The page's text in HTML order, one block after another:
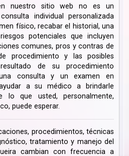
nuestro sitio web no es un
individual personalizada
físico, recabar el historial, una
potenciales que incluyen
comunes, pros y contras de
procedimiento y las posibles
de su procedimiento
consulta y un examen en
a su médico a brindarle
lo que usted, personalmente,
puede esperar.
procedimientos, técnicas
tratamiento y manejo del
cambian con frecuencia a